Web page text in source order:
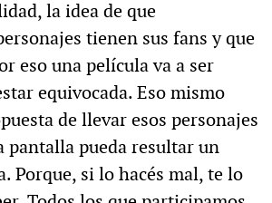
la idea de que
tienen sus fans y que
eso una película va a ser
equivocada. Eso mismo
de llevar esos personajes
pantalla pueda resultar un
Porque, si lo hacés mal, te lo